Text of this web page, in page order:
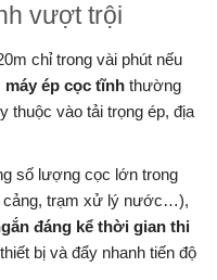
vượt trội
chỉ trong vài phút nếu
máy ép cọc tĩnh thường
thuộc vào tải trọng ép, địa
số lượng cọc lớn trong
cảng, trạm xử lý nước…),
đáng kể thời gian thi
bị và đẩy nhanh tiến độ